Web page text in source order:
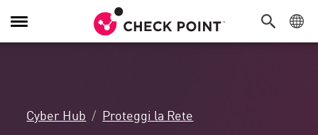
Attiva/Disattiva
navigazione
Cyber Hub
Proteggi la Rete